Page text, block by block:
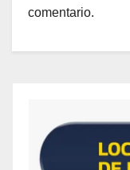
comentario.